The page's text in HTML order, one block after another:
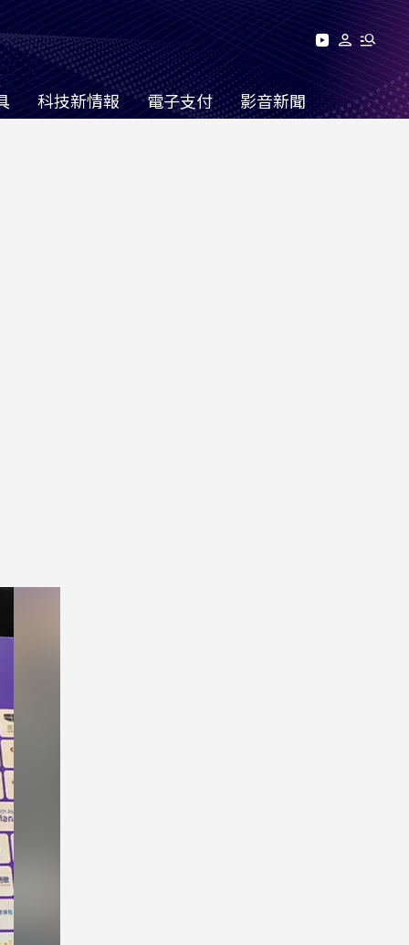
科技新情報 電子支付 影音新聞